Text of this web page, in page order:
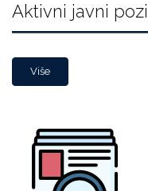
Aktivni javni
Više